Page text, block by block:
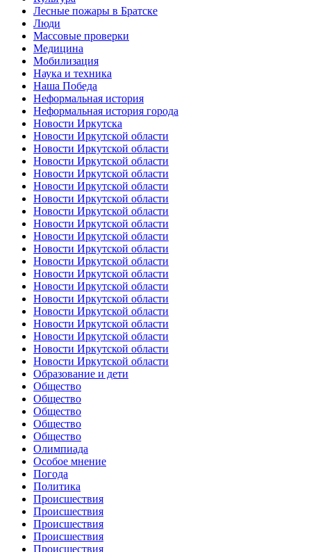
Лесные пожары в Братске
Люди
Массовые проверки
Медицина
Мобилизация
Наука и техника
Наша Победа
Неформальная история
Неформальная история города
Новости Иркутска
Новости Иркутской области
Новости Иркутской области
Новости Иркутской области
Новости Иркутской области
Новости Иркутской области
Новости Иркутской области
Новости Иркутской области
Новости Иркутской области
Новости Иркутской области
Новости Иркутской области
Новости Иркутской области
Новости Иркутской области
Новости Иркутской области
Новости Иркутской области
Новости Иркутской области
Новости Иркутской области
Новости Иркутской области
Новости Иркутской области
Новости Иркутской области
Образование и дети
Общество
Общество
Общество
Общество
Общество
Олимпиада
Особое мнение
Погода
Политика
Происшествия
Происшествия
Происшествия
Происшествия
Происшествия